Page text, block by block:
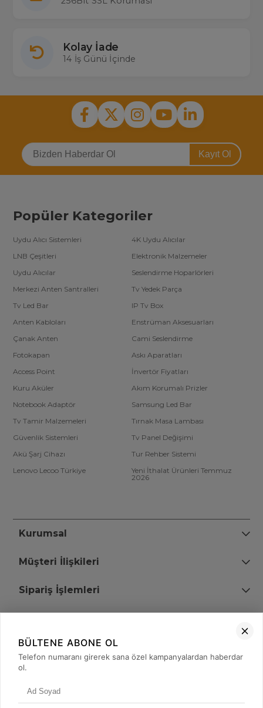
Kolay İade
14 İş Günü İçinde
Kayıt Ol
Popüler Kategoriler
Uydu Alıcı Sistemleri
4K Uydu Alıcılar
LNB Çeşitleri
Elektronik Malzemeler
Uydu Alıcılar
Seslendirme Hoparlörleri
Merkezi Anten Santralleri
Tv Yedek Parça
Tv Led Bar
IP Tv Box
Anten Kabloları
Enstrüman Aksesuarları
Çanak Anten
Cami Seslendirme
Fotokapan
Askı Aparatları
Access Point
İnvertör Fiyatları
Kuru Aküler
Akım Korumalı Prizler
Notebook Adaptör
Samsung Led Bar
Tv Tamir Malzemeleri
Tırnak Masa Lambası
Güvenlik Sistemleri
Tv Panel Değişimi
Akü Şarj Cihazı
Tur Rehber Sistemi
Lenovo Lecoo Türkiye
Yeni İthalat Ürünleri Temmuz
2026
Kurumsal
Müşteri İlişkileri
Sipariş İşlemleri
+90 (850) 473 08 08
BÜLTENE ABONE OL
Telefon numaranı girerek sana özel kampanyalardan haberdar
ol.